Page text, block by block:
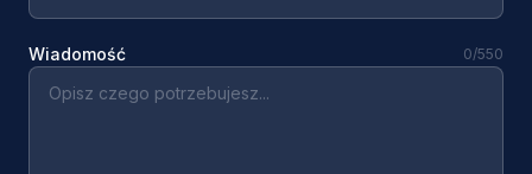
Wiadomość 0/550